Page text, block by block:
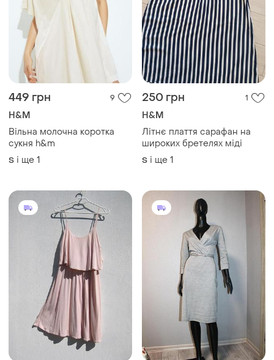
449 грн 9
H&M
Вільна молочна коротка
сукня h&m
S і ще 1
250 грн 1
H&M
Літнє плаття сарафан на
широких бретелях міді
S і ще 1